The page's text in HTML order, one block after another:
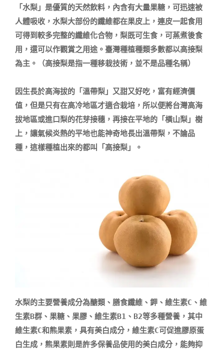
「水梨」是優質的天然飲料，內含有大量果糖，可迅速被
人體吸收，水梨大部份的纖維都在果皮上，連皮一起食用
可得到較多完整的纖維化合物，梨既可生食，可蒸煮後食
用，還可以作觀賞之用途。臺灣種植種類多數都以高接梨
為主。（高接梨是指一種移栽技術，並不是品種名稱）
因生長於高海拔的「溫帶梨」又甜又好吃，富有經濟價
值，但是只有在高冷地區才適合栽培，所以便將台灣高海
拔地區或進口梨的花芽接穗，再接在平地的「橫山梨」樹
上，讓氣候炎熱的平地也能神奇地長出溫帶梨，不論品
水梨的主要營養成分為醣類、膳食纖維、鉀、維生素C、維
生素B群、果糖、果膠、維生素B1、B2等多種營養，其中
維生素C和熊果素，具有美白成分，維生素C可促進膠原蛋
白生成，熊果素則是許多保養品使用的美白成分，能夠抑